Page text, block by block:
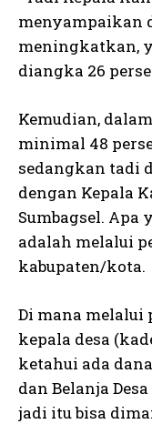
menyampaikan
meningkatkan,
diangka 26
Kemudian,
minimal 48
sedangkan tadi
dengan Kepala
Sumbagsel. Apa
adalah melalui
kabupaten/kota.
Di mana
kepala desa
ketahui ada
dan Belanja
jadi itu bisa